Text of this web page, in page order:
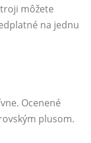
môžete
na jednu
Ocenené
plusom.